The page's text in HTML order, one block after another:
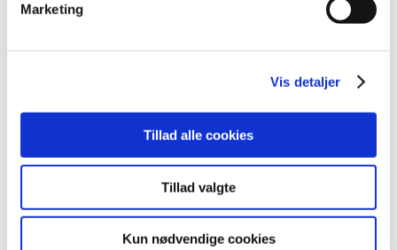
Marketing
Vis detaljer
Tillad alle cookies
Tillad valgte
Kun nødvendige cookies
maj (3)
januar (2)
2011 (13)
2009 (14)